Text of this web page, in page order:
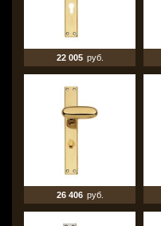
22 005 руб.
26 406 руб.